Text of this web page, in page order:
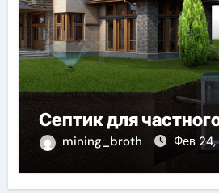
Септик для
mining_broth Фев